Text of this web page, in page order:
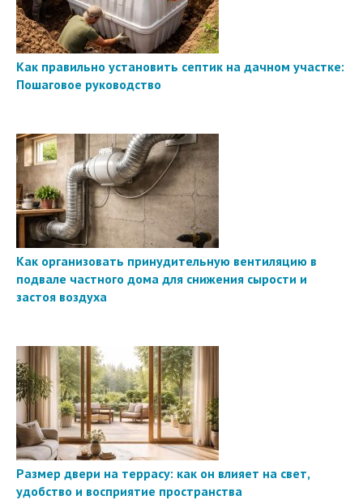
Как правильно установить септик на дачном участке:
Пошаговое руководство
Как организовать принудительную вентиляцию в
подвале частного дома для снижения сырости и
застоя воздуха
Размер двери на террасу: как он влияет на свет,
удобство и восприятие пространства